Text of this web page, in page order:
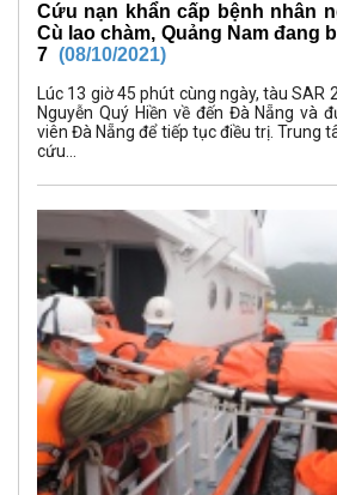
Cứu nạn khẩn cấp bệnh nhân
Cù lao chàm, Quảng Nam đang
7 (08/10/2021)
Lúc 13 giờ 45 phút cùng ngày, tàu SAR
Nguyễn Quý Hiền về đến Đà Nẵng và
viên Đà Nẵng để tiếp tục điều trị. Trung
cứu...